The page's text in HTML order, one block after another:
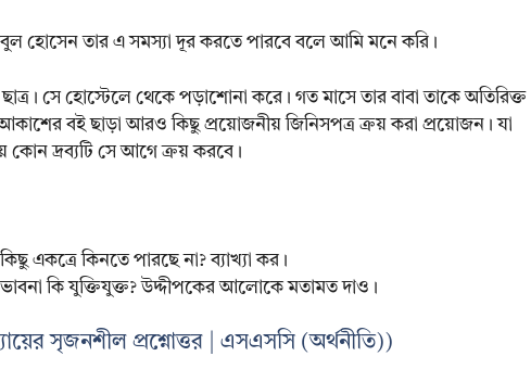
হোসেন তার এ সমস্যা দূর করতে পারবে বলে আমি মনে করি।
সে হোস্টেলে থেকে পড়াশোনা করে। গত মাসে তার বাবা তাকে অতিরিক্ত
আকাশের বই ছাড়া আরও কিছু প্রয়োজনীয় জিনিসপত্র ক্রয় করা প্রয়োজন। যা
কোন দ্রব্যটি সে আগে ক্রয় করবে।
একত্রে কিনতে পারছে না? ব্যাখ্যা কর।
কি যুক্তিযুক্ত? উদ্দীপকের আলোকে মতামত দাও।
সৃজনশীল প্রশ্নোত্তর | এসএসসি (অর্থনীতি))